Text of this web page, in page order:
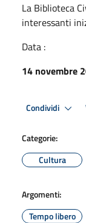
La Biblioteca
interessanti
Data :
14 novembre
Condividi
Categorie:
Cultura
Argomenti:
Tempo libero